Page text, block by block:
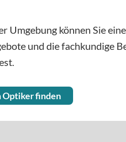
können Sie
und die fachkundige
Optiker finden